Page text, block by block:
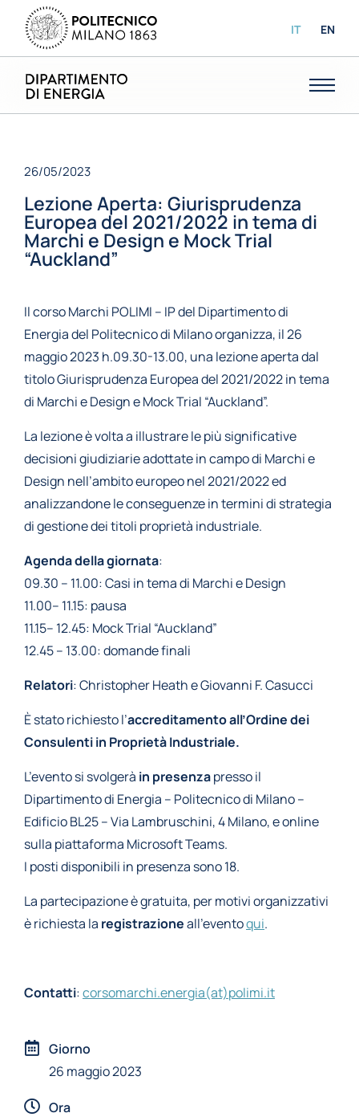
IT EN
26/05/2023
Lezione Aperta: Giurisprudenza
Europea del 2021/2022 in tema di
Marchi e Design e Mock Trial
“Auckland”
Il corso Marchi POLIMI – IP del Dipartimento di
Energia del Politecnico di Milano organizza, il 26
maggio 2023 h.09.30-13.00, una lezione aperta dal
titolo Giurisprudenza Europea del 2021/2022 in tema
di Marchi e Design e Mock Trial “Auckland”.
La lezione è volta a illustrare le più significative
decisioni giudiziarie adottate in campo di Marchi e
Design nell’ambito europeo nel 2021/2022 ed
analizzandone le conseguenze in termini di strategia
di gestione dei titoli proprietà industriale.
Agenda della giornata:
09.30 – 11.00: Casi in tema di Marchi e Design
11.00– 11.15: pausa
11.15– 12.45: Mock Trial “Auckland”
12.45 – 13.00: domande finali
Relatori: Christopher Heath e Giovanni F. Casucci
È stato richiesto l’accreditamento all’Ordine dei
Consulenti in Proprietà Industriale.
L’evento si svolgerà in presenzapresso il
Dipartimento di Energia – Politecnico di Milano –
Edificio BL25 – Via Lambruschini, 4 Milano, e online
sulla piattaforma Microsoft Teams.
I posti disponibili in presenza sono 18.
La partecipazione è gratuita, per motivi organizzativi
è richiesta la registrazioneall’eventoqui.
Contatti:corsomarchi.energia(at)polimi.it
Giorno
26 maggio 2023
Ora